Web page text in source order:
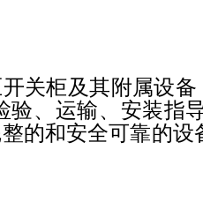
关柜及其附属设备
、运输、安装指
的和安全可靠的